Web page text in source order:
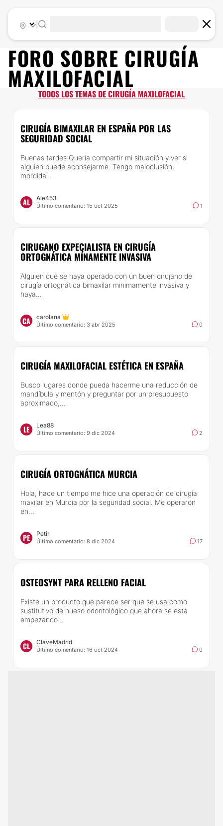
|
FORO SOBRE CIRUGÍA
MAXILOFACIAL
TODOS LOS TEMAS DE CIRUGÍA MAXILOFACIAL
CIRUGÍA BIMAXILAR EN ESPAÑA POR LAS
SEGURIDAD SOCIAL
Buenas tardes Quería compartir mi situación y ver si
alguien puede aconsejarme. Tengo maloclusión,
mordida...
AL Ale453
Último comentario: 15 oct 2025 1
CIRUGANO EXPECIALISTA EN CIRUGÍA
ORTOGNÁTICA MÍNAMENTE INVASIVA
Alguien que se haya operado con un buen cirujano de
cirugía ortognática bimaxilar minimamente invasiva y
haya...
CA carolana
Último comentario: 3 abr 2025 0
CIRUGÍA MAXILOFACIAL ESTÉTICA EN ESPAÑA
Busco lugares donde pueda hacerme una reducción de
mandíbula y mentón y preguntar por un presupuesto
aproximado,...
LE Lea88
Último comentario: 9 dic 2024 2
CIRUGÍA ORTOGNÁTICA MURCIA
Hola, hace un tiempo me hice una operación de cirugía
maxilar en Murcia por la seguridad social. Me operaron
en...
PE Petir
Último comentario: 8 dic 2024 17
OSTEOSYNT PARA RELLENO FACIAL
Existe un producto que parece ser que se usa como
sustitutivo de hueso odontológico que ahora se está
empezando...
CL ClaveMadrid
Último comentario: 16 oct 2024 0